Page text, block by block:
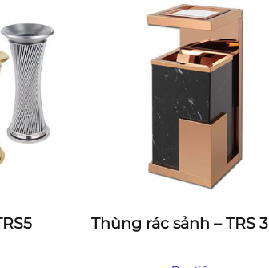
Thùng rác sảnh – TRS 3